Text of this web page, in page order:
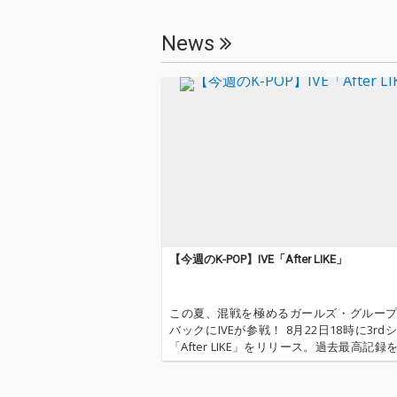
News
【今週のK-POP】IVE「After LIKE」
この夏、混戦を極めるガールズ・グルー
バックにIVEが参戦！ 8月22日18時に3rd
「After LIKE」をリリース。過去最高記録
て音楽番組出演や新たなコンテンツが続